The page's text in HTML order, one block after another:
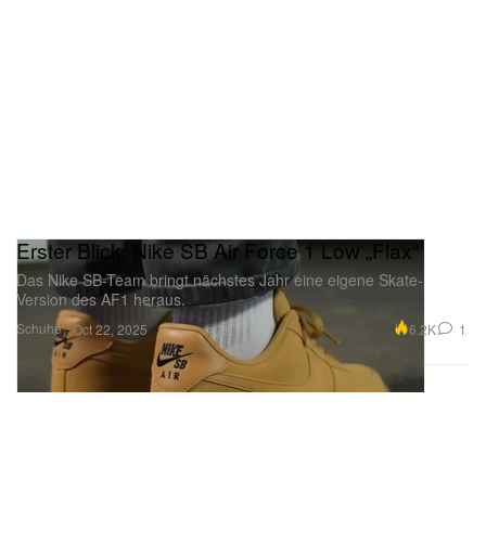
Schuhe
Erster Blick: Nike SB Air Force 1 Low „Flax“
Das Nike SB-Team bringt nächstes Jahr eine eigene Skate-
Version des AF1 heraus.
Oct 22, 2025 6.2K 1